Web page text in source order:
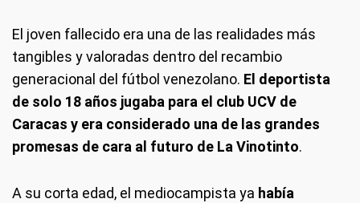
El joven fallecido era una de las realidades más
tangibles y valoradas dentro del recambio
generacional del fútbol venezolano. El deportista
de solo 18 años jugaba para el club UCV de
Caracas y era considerado una de las grandes
promesas de cara al futuro de La Vinotinto.
A su corta edad, el mediocampista ya había